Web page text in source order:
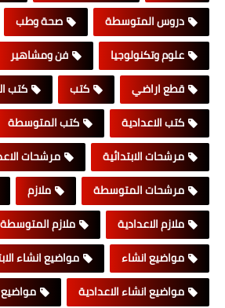
دروس المتوسطة
صحة وطب
علوم وتكنولوجيا
فن ومشاهير
قطع اراضي
كتب
كتب
كتب الاعدادية
كتب المتوسطة
مرشحات الابتدائية
مرشحات
مرشحات المتوسطة
ملازم
ملازم الاعدادية
ملازم المتوسطة
مواضيع انشاء
مواضيع انشاء
مواضيع انشاء الاعدادية